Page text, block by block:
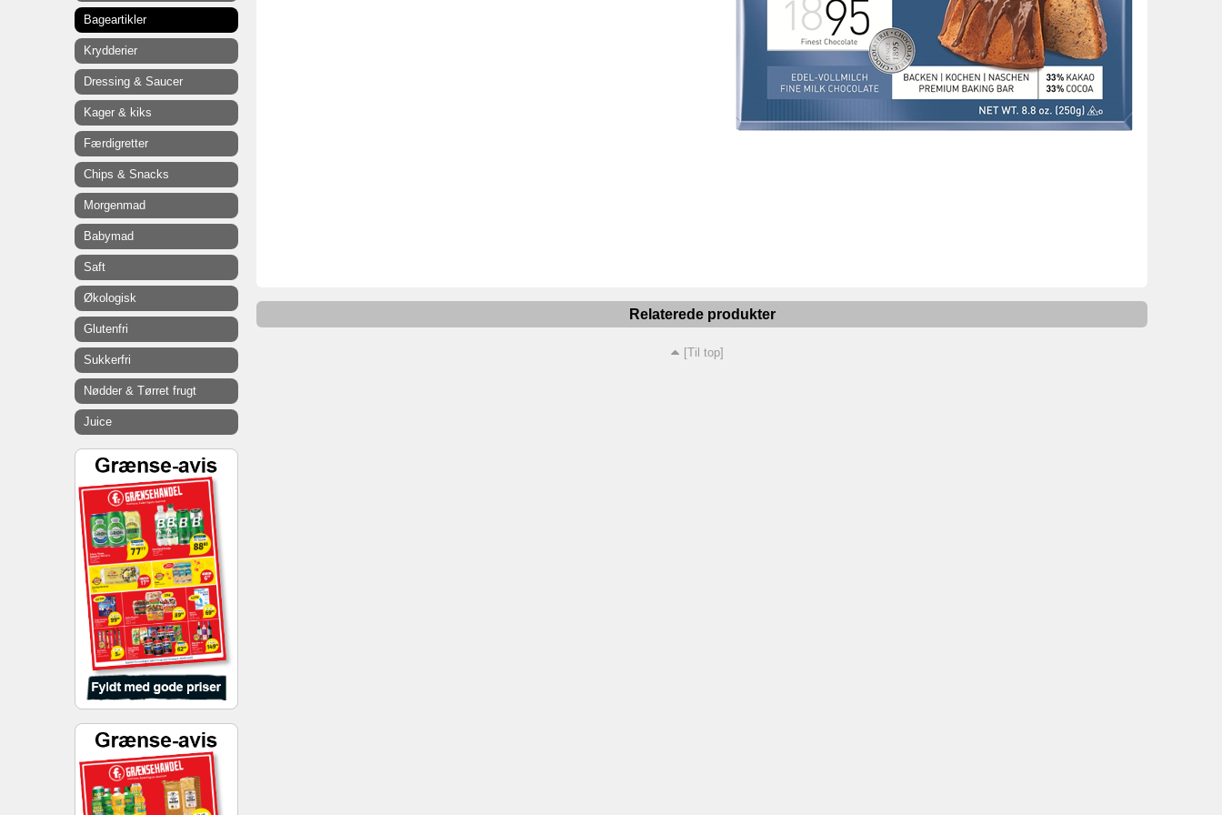
Relaterede produkter
[Til top]
Bageartikler
Krydderier
Dressing & Saucer
Kager & kiks
Færdigretter
Chips & Snacks
Morgenmad
Babymad
Saft
Økologisk
Glutenfri
Sukkerfri
Nødder & Tørret frugt
Juice